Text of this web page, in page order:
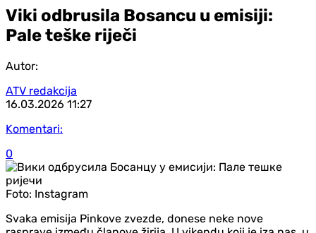
Viki odbrusila Bosancu u emisiji:
Pale teške riječi
Autor:
ATV redakcija
16.03.2026 11:27
Komentari:
0
Foto: Instagram
Svaka emisija Pinkove zvezde, donese neke nove